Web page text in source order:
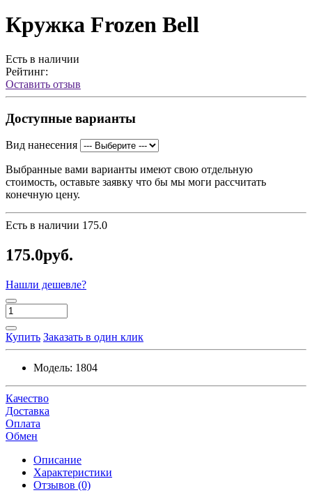
Кружка Frozen Bell
Есть в наличии
Рейтинг:
Оставить отзыв
Доступные варианты
Вид нанесения
Выбранные вами варианты имеют свою отдельную
стоимость, оставьте заявку что бы мы моги рассчитать
конечную цену.
Есть в наличии 175.0
175.0руб.
Нашли дешевле?
Купить Заказать в один клик
Модель: 1804
Качество
Доставка
Оплата
Обмен
Описание
Характеристики
Отзывов (0)